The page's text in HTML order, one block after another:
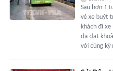
Sau hơn 1
vé xe buýt
khách đi xe
đã đạt
với cùng kỳ